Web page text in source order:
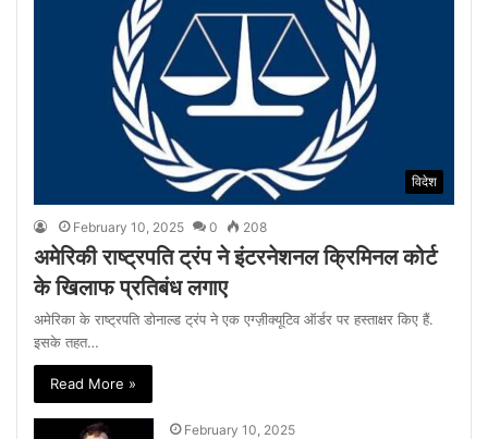
विदेश
February 10, 2025 0 208
अमेरिकी राष्ट्रपति ट्रंप ने इंटरनेशनल क्रिमिनल कोर्ट
के खिलाफ प्रतिबंध लगाए
अमेरिका के राष्ट्रपति डोनाल्ड ट्रंप ने एक एग्ज़ीक्यूटिव ऑर्डर पर हस्ताक्षर किए हैं.
इसके तहत…
Read More »
February 10, 2025